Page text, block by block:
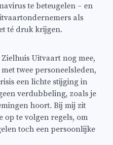
te beteugelen – en
als
té druk krijgen.
Uitvaart nog mee,
twee personeelsleden,
een lichte stijging in
verdubbeling, zoals je
hoort. Bij mij zit
op te volgen regels, om
toch een persoonlijke